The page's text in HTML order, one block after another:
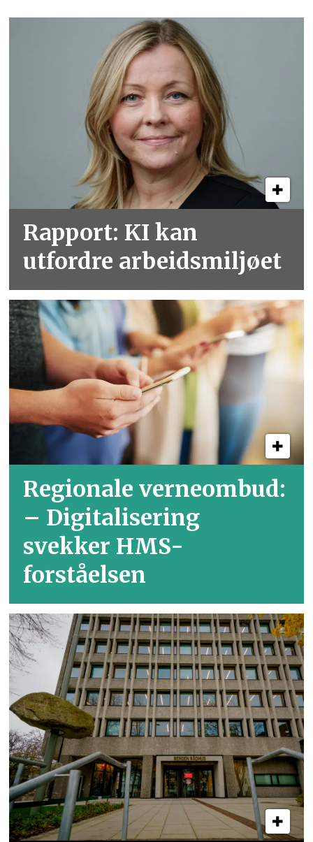
Rapport: KI kan
utfordre arbeidsmiljøet
Regionale verneombud:
– Digitalisering
svekker HMS-
forståelsen